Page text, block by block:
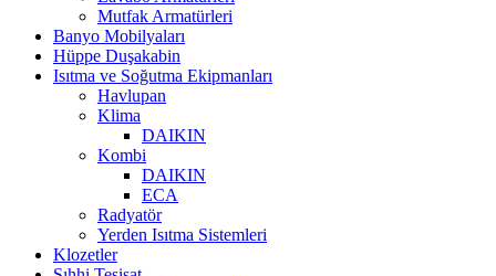
Mutfak Armatürleri
Banyo Mobilyaları
Hüppe Duşakabin
Isıtma ve Soğutma Ekipmanları
Havlupan
Klima
DAIKIN
Kombi
DAIKIN
ECA
Radyatör
Yerden Isıtma Sistemleri
Klozetler